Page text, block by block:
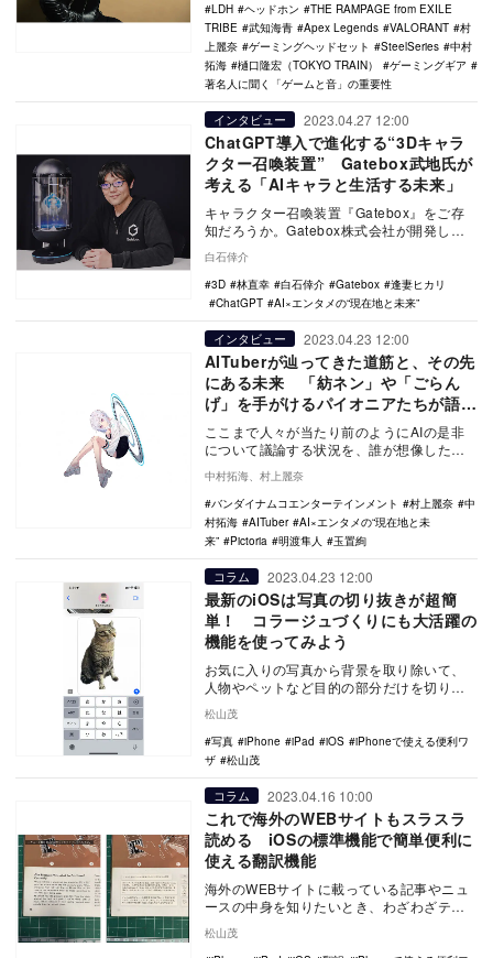
LDH
ヘッドホン
THE RAMPAGE from EXILE
TRIBE
武知海青 Apex Legends VALORANT
村
上麗奈
ゲーミングヘッドセット SteelSeries
中村
拓海
樋口隆宏（TOKYO TRAIN）
ゲーミングギア
著名人に聞く「ゲームと音」の重要性
インタビュー 2023.04.27 12:00
ChatGPT導入で進化する“3Dキャラ
クター召喚装置” Gatebox武地氏が
考える「AIキャラと生活する未来」
キャラクター召喚装置『Gatebox』をご存
知だろうか。Gatebox株式会社が開発した
い」…
白石倖介
3D
林直幸 白石倖介 Gatebox
逢妻ヒカリ
ChatGPT
AI×エンタメの“現在地と未来”
インタビュー 2023.04.23 12:00
AITuberが辿ってきた道筋と、その先
にある未来 「紡ネン」や「ごらん
げ」を手がけるパイオニアたちが語り
合う
ここまで人々が当たり前のようにAIの是非
について議論する状況を、誰が想像しただ
ろうか。少なくとも、半年前まではそうで
はなかったは…
中村拓海、村上麗奈
バンダイナムコエンターテインメント
村上麗奈
中
村拓海
AITuber
AI×エンタメの“現在地と未
来”
Pictoria 明渡隼人 玉置絢
コラム 2023.04.23 12:00
最新のiOSは写真の切り抜きが超簡
単！ コラージュづくりにも大活躍の
機能を使ってみよう
お気に入りの写真から背景を取り除いて、
人物やペットなど目的の部分だけを切り抜
はず。「写真」…
松山茂
写真
iPhone iPad iOS
iPhoneで使える便利ワ
ザ
松山茂
コラム 2023.04.16 10:00
これで海外のWEBサイトもスラスラ
読める iOSの標準機能で簡単便利に
使える翻訳機能
海外のWEBサイトに載っている記事やニュ
ースの中身を知りたいとき、わざわざテキ
ストしていな…
松山茂